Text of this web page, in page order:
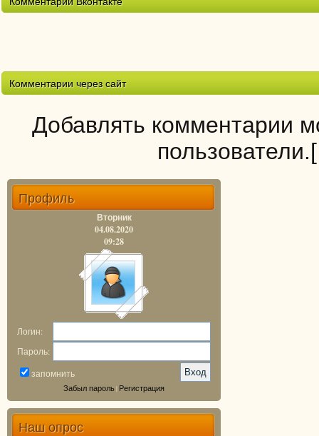
Комментарии через сайт
Добавлять комментарии
пользователи.
Профиль
Вторник
04.08.2020
09:28
Логин:
Пароль:
запомнить
Забыл пароль| Регистрация
Наш опрос